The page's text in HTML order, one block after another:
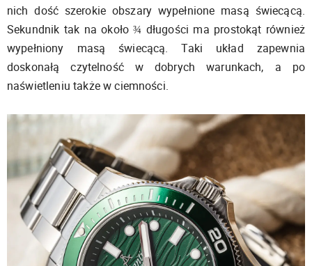
nich dość szerokie obszary wypełnione masą świecącą.
Sekundnik tak na około ¾ długości ma prostokąt również
wypełniony masą świecącą. Taki układ zapewnia
doskonałą czytelność w dobrych warunkach, a po
naświetleniu także w ciemności.